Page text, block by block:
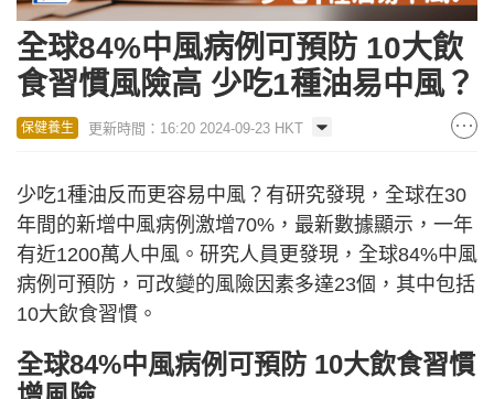
全球84%中風病例可預防 10大飲
食習慣風險高 少吃1種油易中風？
保健養生 更新時間：16:20 2024-09-23 HKT
少吃1種油反而更容易中風？有研究發現，全球在30
年間的新增中風病例激增70%，最新數據顯示，一年
有近1200萬人中風。研究人員更發現，全球84%中風
病例可預防，可改變的風險因素多達23個，其中包括
10大飲食習慣。
全球84%中風病例可預防 10大飲食習慣